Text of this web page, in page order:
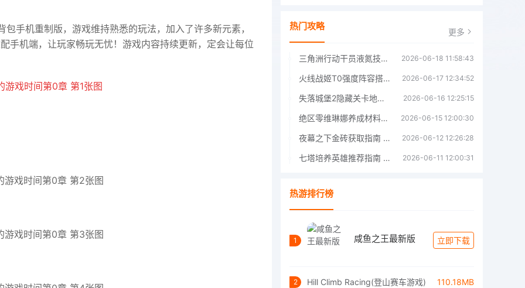
手机重制版，游戏维持熟悉的玩法，加入了许多新元素，
手机端，让玩家畅玩无忧！游戏内容持续更新，定会让每位
热门攻略 更多
三角洲行动干员液氮技能效果详解 三角洲行动干员液氮技能介绍 2026-06-18 11:58:43
火线战姬T0强度阵容搭配推荐 火线战姬T0强度阵容哪个好 2026-06-17 12:34:52
失落城堡2隐藏关卡地图解锁指南 2026-06-16 12:25:15
绝区零维琳娜养成材料汇总指南 2026-06-15 12:00:30
夜幕之下金砖获取指南 夜幕之下金砖获取方法 2026-06-12 12:26:28
七塔培养英雄推荐指南 七塔培养哪个英雄好 2026-06-11 12:00:31
热游排行榜
1 咸鱼之王最新版 立即下载
2 Hill Climb Racing(登山赛车游戏) 110.18MB